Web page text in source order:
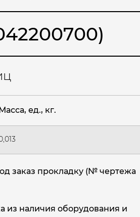
ед., кг.
заказ прокладку (№ чертежа
из наличия оборудования и